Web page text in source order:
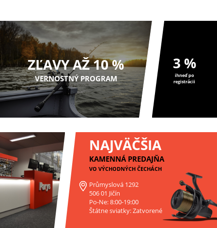
ZĽAVY AŽ 10 %
VERNOSTNÝ PROGRAM
3 %
ihneď po
registrácii
NAJVÄČŠIA
KAMENNÁ PREDAJŇA
VO VÝCHODNÝCH ČECHÁCH
Průmyslová 1292
506 01 Jičín
Po-Ne: 8:00-19:00
Štátne sviatky: Zatvorené